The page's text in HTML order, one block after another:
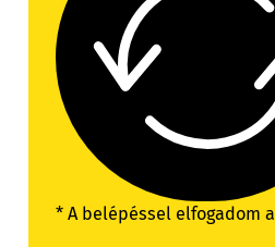
* A belépéssel elfogadom a